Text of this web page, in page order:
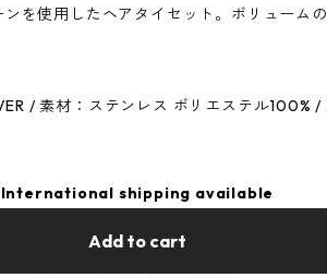
を使用したヘアタイセット。ボリューム
/ 素材：ステンレス ポリエステル100% /
International shipping available
Add to cart